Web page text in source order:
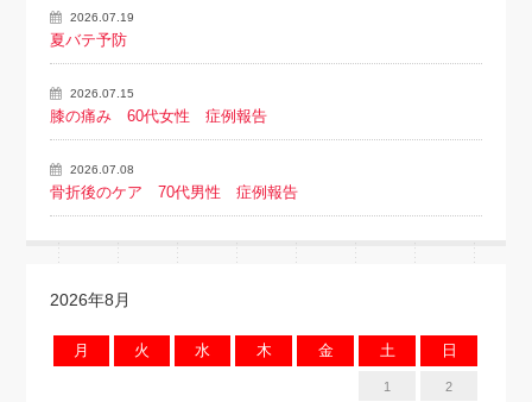
2026.07.19
夏バテ予防
2026.07.15
膝の痛み 60代女性 症例報告
2026.07.08
骨折後のケア 70代男性 症例報告
2026年8月
月 火 水 木 金 土 日
1 2